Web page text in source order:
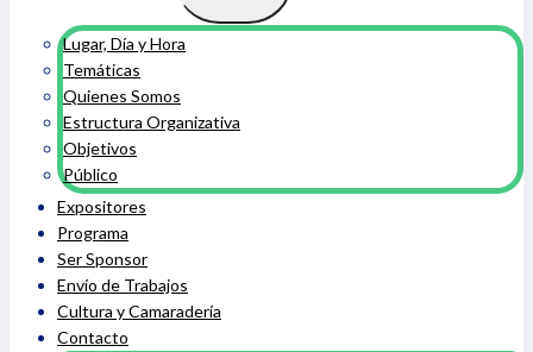
hijo
Lugar, Día y Hora
Temáticas
Quienes Somos
Estructura Organizativa
Objetivos
Público
Expositores
Programa
Ser Sponsor
Envío de Trabajos
Cultura y Camaradería
Contacto